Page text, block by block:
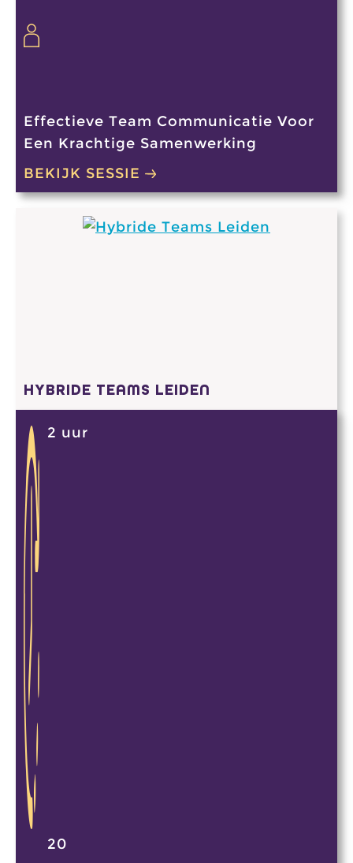
Effectieve Team Communicatie Voor
Een Krachtige Samenwerking
BEKIJK SESSIE
HYBRIDE TEAMS LEIDEN
2 uur
20